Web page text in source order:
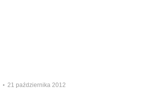
21 października 2012